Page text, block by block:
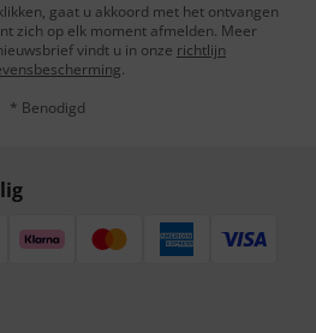
gaat u akkoord met het ontvangen
zich op elk moment afmelden. Meer
vindt u in onze richtlijn
.
* Benodigd